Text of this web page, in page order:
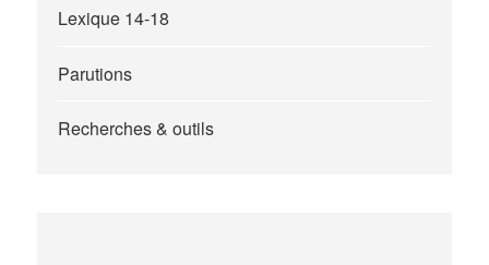
Lexique 14-18
Parutions
Recherches & outils